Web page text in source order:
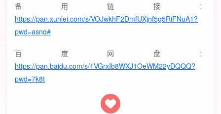
备用链接：
https://pan.xunlei.com/s/VOJwkhF2DmfUXjnf5g5RiFNuA1?
pwd=asnq#
百度网盘：
https://pan.baidu.com/s/1VGrxIb8WXJ1OeWM22yDQQQ?
pwd=7k8t